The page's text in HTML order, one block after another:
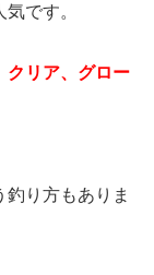
気です。
クリア、グロー
り方もありま